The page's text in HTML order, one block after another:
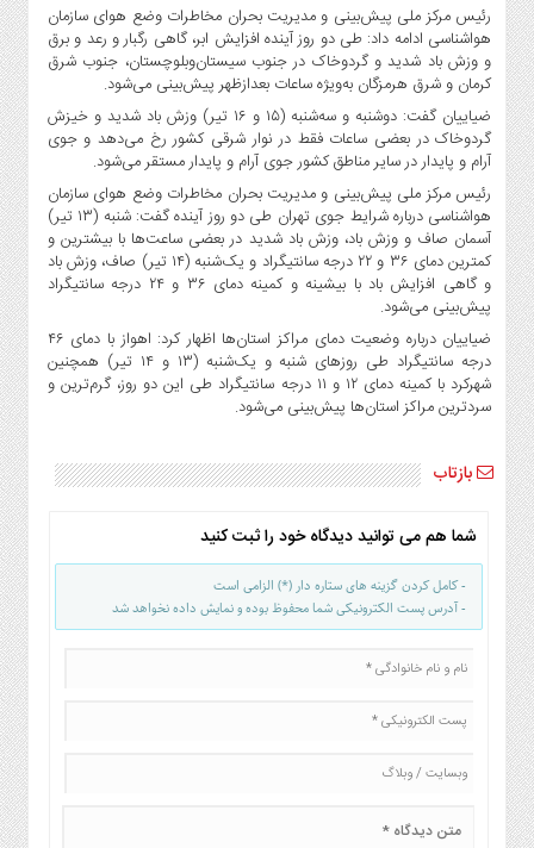
صنایع
غذایی
سیاسی
و
بین
الملل
نگاه
روز
گوناگون
رئیس مرکز ملی پیش‌بینی و مدیریت بحران مخاطرات وضع هوای سازمان
هواشناسی ادامه داد: طی دو روز آینده افزایش ابر، گاهی رگبار و رعد و برق
و وزش باد شدید و گردوخاک در جنوب سیستان‌وبلوچستان، جنوب‌ شرق
کرمان و شرق هرمزگان به‌ویژه ساعات بعدازظهر پیش‌بینی می‌شود.
ضیاییان گفت: دوشنبه و سه‌شنبه (۱۵ و ۱۶ تیر) وزش باد شدید و خیزش
گردوخاک در بعضی ساعات فقط در نوار شرقی کشور رخ می‌دهد و جوی
آرام و پایدار در سایر مناطق کشور جوی آرام و پایدار مستقر می‌شود.
رئیس مرکز ملی پیش‌بینی و مدیریت بحران مخاطرات وضع هوای سازمان
هواشناسی درباره شرایط جوی تهران طی دو روز آینده گفت: شنبه (۱۳ تیر)
آسمان صاف و وزش باد، وزش باد شدید در بعضی ساعت‌ها با بیشترین و
کمترین دمای ۳۶ و ۲۲ درجه سانتیگراد و یک‌شنبه (۱۴ تیر) صاف، وزش باد
و گاهی افزایش باد با بیشینه و کمینه دمای ۳۶ و ۲۴ درجه سانتیگراد
پیش‌بینی می‌شود.
ضیاییان درباره وضعیت دمای مراکز استان‌ها اظهار کرد: اهواز با دمای ۴۶
درجه سانتیگراد طی روزهای شنبه و یک‌شنبه (۱۳ و ۱۴ تیر) همچنین
شهرکرد با کمینه دمای ۱۲ و ۱۱ درجه سانتیگراد طی این دو روز، گرم‌ترین و
سردترین مراکز استان‌ها پیش‌بینی می‌شود.
بازتاب
شما هم می توانید دیدگاه خود را ثبت کنید
- کامل کردن گزینه های ستاره دار (*) الزامی است
- آدرس پست الکترونیکی شما محفوظ بوده و نمایش داده نخواهد شد